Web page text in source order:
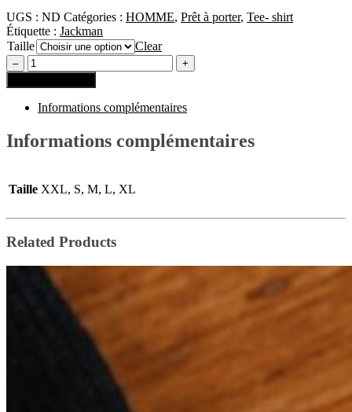
UGS : ND Catégories : HOMME, Prêt à porter, Tee- shirt
Étiquette : Jackman
Taille
Clear
Informations complémentaires
Informations complémentaires
Taille XXL, S, M, L, XL
Related Products